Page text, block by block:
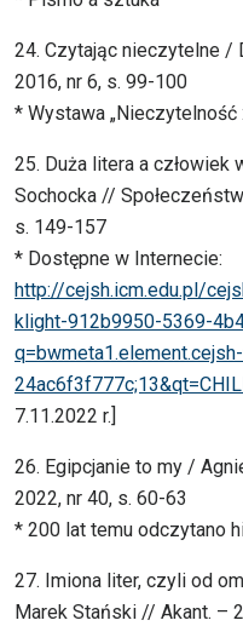
24. Czytając nieczytelne /
2016, nr 6, s. 99-100
* Wystawa
25. Duża litera a
Sochocka //
s. 149-157
* Dostępne w Internecie:
http://cejsh.icm.edu.pl/
klight-912b9950-5369-
7.11.2022 r.]
26. Egipcjanie to my /
2022, nr 40, s. 60-63
* 200 lat temu odczytano
27. Imiona liter, czyli od
Marek Stański // Akant. –